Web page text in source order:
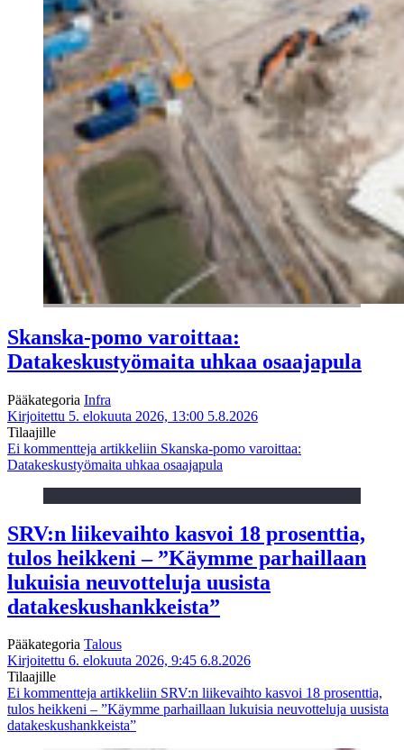
Skanska-pomo varoittaa:
Datakeskustyömaita uhkaa osaajapula
Pääkategoria Infra
Kirjoitettu 5. elokuuta 2026, 13:00 5.8.2026
Tilaajille
Ei kommentteja artikkeliin Skanska-pomo varoittaa:
Datakeskustyömaita uhkaa osaajapula
SRV:n liikevaihto kasvoi 18 prosenttia,
tulos heikkeni – ”Käymme parhaillaan
lukuisia neuvotteluja uusista
datakeskushankkeista”
Pääkategoria Talous
Kirjoitettu 6. elokuuta 2026, 9:45 6.8.2026
Tilaajille
Ei kommentteja artikkeliin SRV:n liikevaihto kasvoi 18 prosenttia,
tulos heikkeni – ”Käymme parhaillaan lukuisia neuvotteluja uusista
datakeskushankkeista”